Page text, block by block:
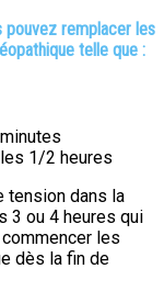
pouvez remplacer les
telle que :
1/2 heures
tension dans la
3 ou 4 heures qui
les
dès la fin de